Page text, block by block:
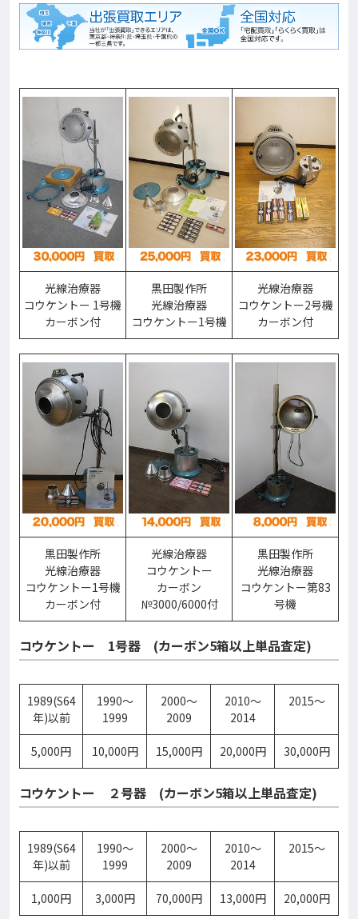
光線治療器
コウケントー 1号機
カーボン付
黒田製作所
光線治療器
コウケントー1号機
光線治療器
コウケントー2号機
カーボン付
黒田製作所
光線治療器
コウケントー1号機
カーボン付
光線治療器
コウケントー
カーボン
№3000/6000付
黒田製作所
光線治療器
コウケントー第83
号機
コウケントー 1号器 (カーボン5箱以上単品査定)
1989(S64
年)以前
1990～
1999
2000～
2009
2010～
2014
2015～
5,000円 10,000円 15,000円 20,000円 30,000円
コウケントー ２号器 (カーボン5箱以上単品査定)
1989(S64
年)以前
1990～
1999
2000～
2009
2010～
2014
2015～
1,000円 3,000円 70,000円 13,000円 20,000円